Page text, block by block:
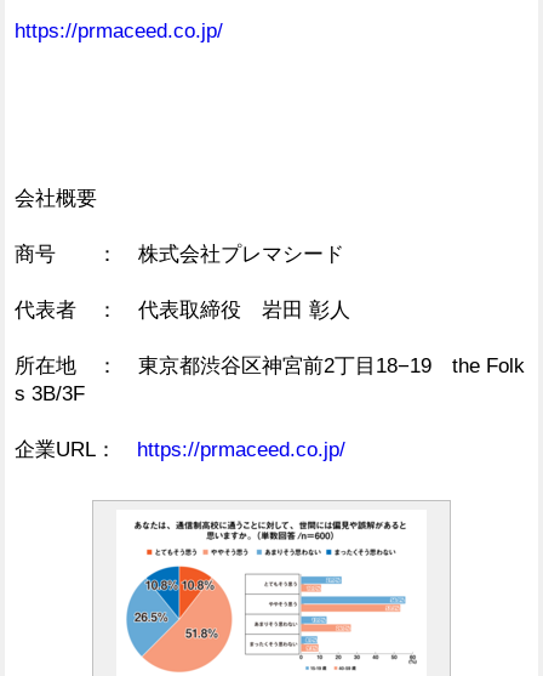
https://prmaceed.co.jp/
会社概要
商号 ： 株式会社プレマシード
代表者 ： 代表取締役 岩田 彰人
所在地 ： 東京都渋谷区神宮前2丁目18−19 the Folk
s 3B/3F
企業URL： https://prmaceed.co.jp/